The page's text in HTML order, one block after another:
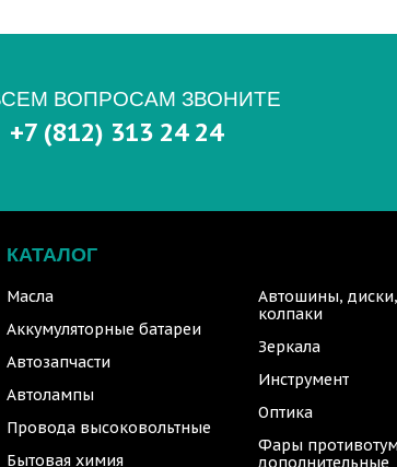
ВОПРОСАМ ЗВОНИТЕ
+7 (812) 313 24 24
КАТАЛОГ
Масла
Аккумуляторные батареи
Автозапчасти
Автолампы
Провода высоковольтные
Бытовая химия
Автошины,
колпаки
Зеркала
Инструмент
Оптика
Фары
дополнительные